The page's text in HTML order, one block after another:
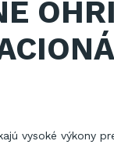
vysoké výkony